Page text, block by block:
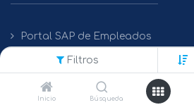
Filtros
Inicio Búsqueda
Portal SAP de Empleados
Políticas de Protección de Datos